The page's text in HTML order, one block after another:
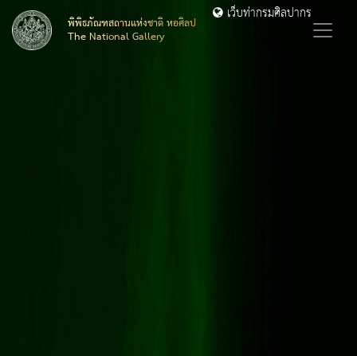
พิพิธภัณฑสถานแห่งชาติ หอศิลป
The National Gallery
เว็บท่ากรมศิลปากร